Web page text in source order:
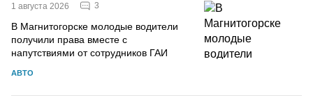
1 августа 2026 3
В Магнитогорске молодые водители
получили права вместе с
напутствиями от сотрудников ГАИ
АВТО